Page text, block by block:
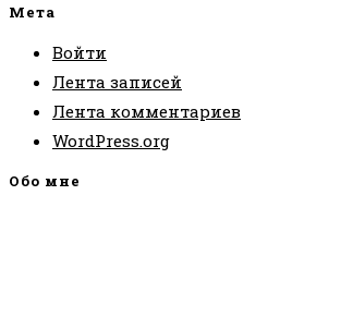
Мета
Войти
Лента записей
Лента комментариев
WordPress.org
Обо мне